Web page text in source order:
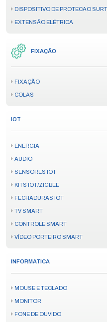
DISPOSITIVO DE PROTECAO
EXTENSÃO ELÉTRICA
FIXAÇÃO
FIXAÇÃO
COLAS
IOT
ENERGIA
AUDIO
SENSORES IOT
KITS IOT/ZIGBEE
FECHADURAS IOT
TV SMART
CONTROLE SMART
VÍDEO PORTEIRO SMART
INFORMATICA
MOUSE E TECLADO
MONITOR
FONE DE OUVIDO